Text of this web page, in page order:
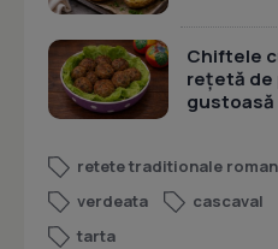
Chiftele
rețetă de
gustoasă
retete traditionale
verdeata
cascaval
tarta